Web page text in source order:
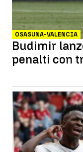
OSASUNA-VALENCIA
Budimir
penalti con